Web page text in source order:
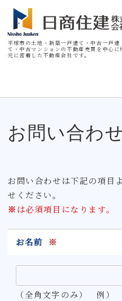
平塚市の土地・新築一戸建て・中古一戸建
て・中古マンションの不動産売買を中心に
元に密着した不動産会社です。
お問い合わ
お問い合わせは下記の項目
せください。
※ は必須項目になります。
お名前 ※
（全角文字のみ） 例）